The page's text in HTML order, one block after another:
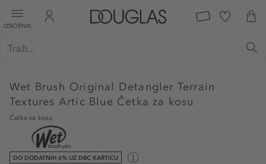
IZBORNIK
Wet Brush Original Detangler Terrain
Textures Artic Blue Četka za kosu
Četke za kosu
DO DODATNIH 6% UZ DBC KARTICU